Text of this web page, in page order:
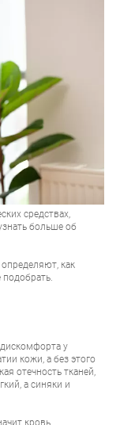
средствах,
больше об
как
подобрать.
у
кожи, а без этого
отечность тканей,
а синяки и